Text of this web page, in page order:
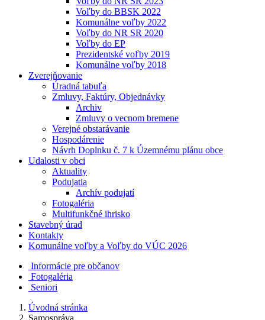
Voľby do BBSK 2022
Komunálne voľby 2022
Voľby do NR SR 2020
Voľby do EP
Prezidentské voľby 2019
Komunálne voľby 2018
Zverejňovanie
Úradná tabuľa
Zmluvy, Faktúry, Objednávky
Archiv
Zmluvy o vecnom bremene
Verejné obstarávanie
Hospodárenie
Návrh Doplnku č. 7 k Územnému plánu obce
Udalosti v obci
Aktuality
Podujatia
Archív podujatí
Fotogaléria
Multifunkčné ihrisko
Stavebný úrad
Kontakty
Komunálne voľby a Voľby do VÚC 2026
Informácie pre občanov
Fotogaléria
Seniori
Úvodná stránka
Samospráva